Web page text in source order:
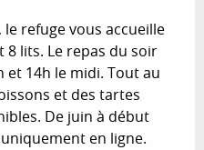
refuge vous accueille
8 lits. Le repas du soir
et 14h le midi. Tout au
et des tartes
De juin à début
en ligne.